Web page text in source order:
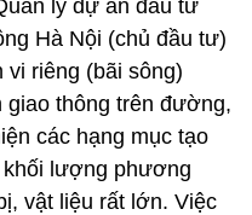
lý dự án đầu tư
Hà Nội (chủ đầu tư)
vi riêng (bãi sông)
giao thông trên đường,
các hạng mục tạo
khối lượng phương
vật liệu rất lớn. Việc